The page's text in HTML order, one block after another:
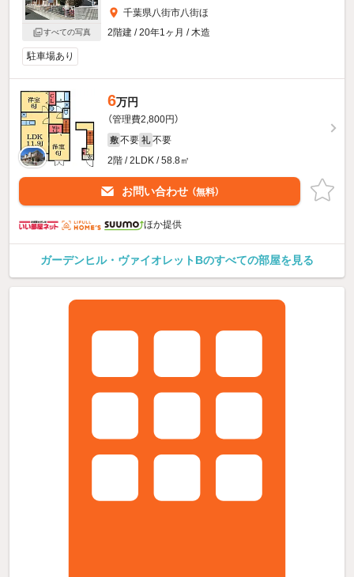
すべての写真
千葉県八街市八街ほ
2階建 / 20年1ヶ月 / 木造
駐車場あり
6万円
（管理費2,800円）
敷 不要 礼 不要
2階 / 2LDK / 58.8㎡
お問い合わせ （無料）
ほか提供
ガーデンヒル・ヴァイオレットBのすべての部屋を見る